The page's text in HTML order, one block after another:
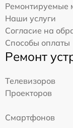
Ремонтируемые
Наши услуги
Согласие на
Способы оплаты
Ремонт
Телевизоров
Проекторов
Смартфонов